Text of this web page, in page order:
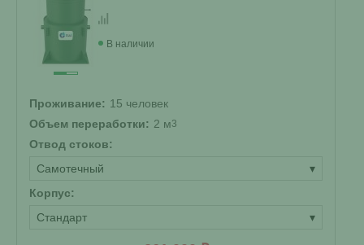
В наличии
Проживание: 15 человек
Объем переработки: 2 м3
Отвод стоков:
Самотечный
▾
Корпус:
Стандарт
▾